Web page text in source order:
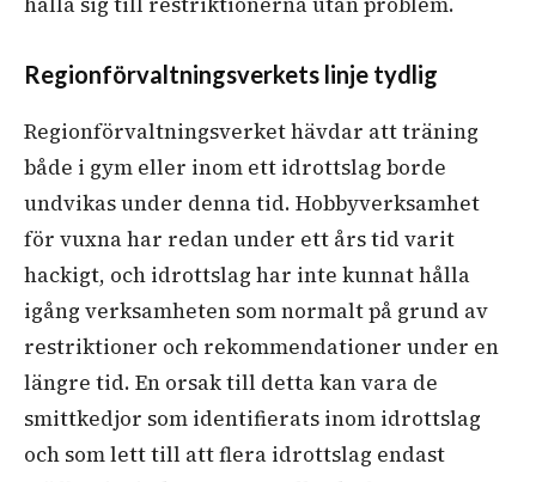
Regionförvaltningsverkets linje tydlig
Regionförvaltningsverket hävdar att träning
både i gym eller inom ett idrottslag borde
undvikas under denna tid. Hobbyverksamhet
för vuxna har redan under ett års tid varit
hackigt, och idrottslag har inte kunnat hålla
igång verksamheten som normalt på grund av
restriktioner och rekommendationer under en
längre tid. En orsak till detta kan vara de
smittkedjor som identifierats inom idrottslag
och som lett till att flera idrottslag endast